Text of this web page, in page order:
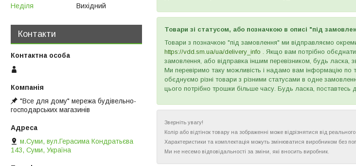
Товари зі статусом, або позначкою в описі "під
Товари з позначкою "під замовлення" ми відправляємо
https://vdd.sm.ua/ua/delivery_info . Якщо вам потрібно обєднати
замовлення, або відправка іншим перевізником, будь ласка,
Ми перевіримо таку можливість і надамо вам інформацію по
обєднуємо різні товари з різними статусами в одне
цього потрібно трошки більше часу. Будь ласка, поставтесь
Зверніть увагу!
Колір або відтінок товару на зображенні може відрізнятися від
Характеристики та комплектація можуть змінюватися виробником без
Ми не несемо відповідальності за зміни, які вносить виробник.
Неділя
Вихідний
Контакти
"Все для дому" мережа будівельно-
господарських магазинів
м.Суми, вул.Герасима Кондратьєва
143, Суми, Україна